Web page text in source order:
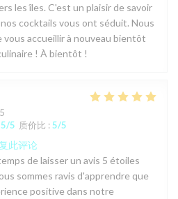
les îles. C'est un plaisir de savoir
cocktails vous ont séduit. Nous
vous accueillir à nouveau bientôt
! À bientôt !
5/5 质价比 : 5/5
此评论
de laisser un avis 5 étoiles
sommes ravis d'apprendre que
positive dans notre